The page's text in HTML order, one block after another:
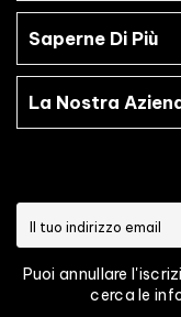
Saperne Di Più
La Nostra
Puoi annullare
cerca le